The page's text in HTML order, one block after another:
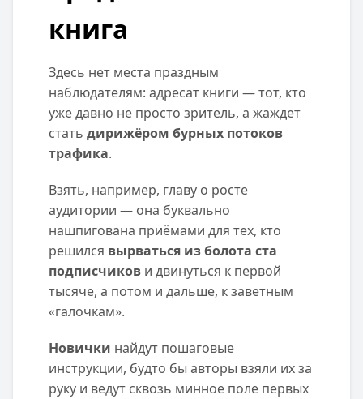
книга
Здесь нет места праздным
наблюдателям: адресат книги — тот, кто
уже давно не просто зритель, а жаждет
стать дирижёром бурных потоков
трафика.
Взять, например, главу о росте
аудитории — она буквально
нашпигована приёмами для тех, кто
решился вырваться из болота ста
подписчиков и двинуться к первой
тысяче, а потом и дальше, к заветным
«галочкам».
Новички найдут пошаговые
инструкции, будто бы авторы взяли их за
руку и ведут сквозь минное поле первых